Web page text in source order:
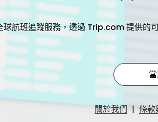
航班追蹤服務，透過 Trip.com 提供的
關於我們 | 條款